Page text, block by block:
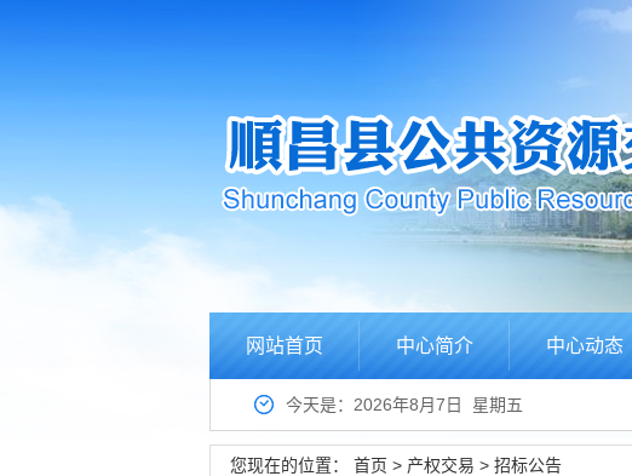
网站首页 中心简介 中心动态
今天是：2026年8月7日 星期五
您现在的位置： 首页 > 产权交易 > 招标公告